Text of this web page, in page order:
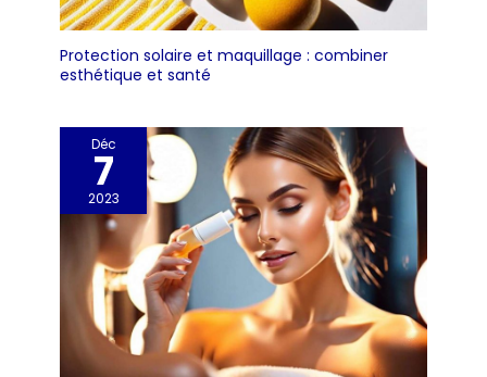
Protection solaire et maquillage : combiner
esthétique et santé
Déc
7
2023